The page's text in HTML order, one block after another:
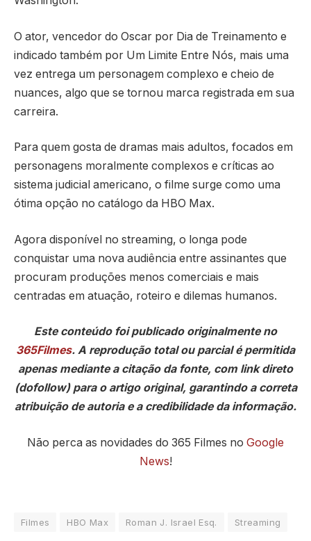
O ator, vencedor do Oscar por Dia de Treinamento e
indicado também por Um Limite Entre Nós, mais uma
vez entrega um personagem complexo e cheio de
nuances, algo que se tornou marca registrada em sua
carreira.
Para quem gosta de dramas mais adultos, focados em
personagens moralmente complexos e críticas ao
sistema judicial americano, o filme surge como uma
ótima opção no catálogo da HBO Max.
Agora disponível no streaming, o longa pode
conquistar uma nova audiência entre assinantes que
procuram produções menos comerciais e mais
centradas em atuação, roteiro e dilemas humanos.
Este conteúdo foi publicado originalmente no
365Filmes. A reprodução total ou parcial é permitida
apenas mediante a citação da fonte, com link direto
(dofollow) para o artigo original, garantindo a correta
atribuição de autoria e a credibilidade da informação.
Não perca as novidades do 365 Filmes no Google
News!
Filmes HBO Max Roman J. Israel Esq. Streaming